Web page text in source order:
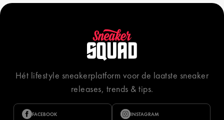
Hét lifestyle sneakerplatform voor de laatste sneaker
releases, trends & tips.
FACEBOOK INSTAGRAM